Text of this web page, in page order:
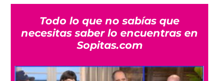
Todo lo que no sabías que
necesitas saber lo encuentras en
Sopitas.com